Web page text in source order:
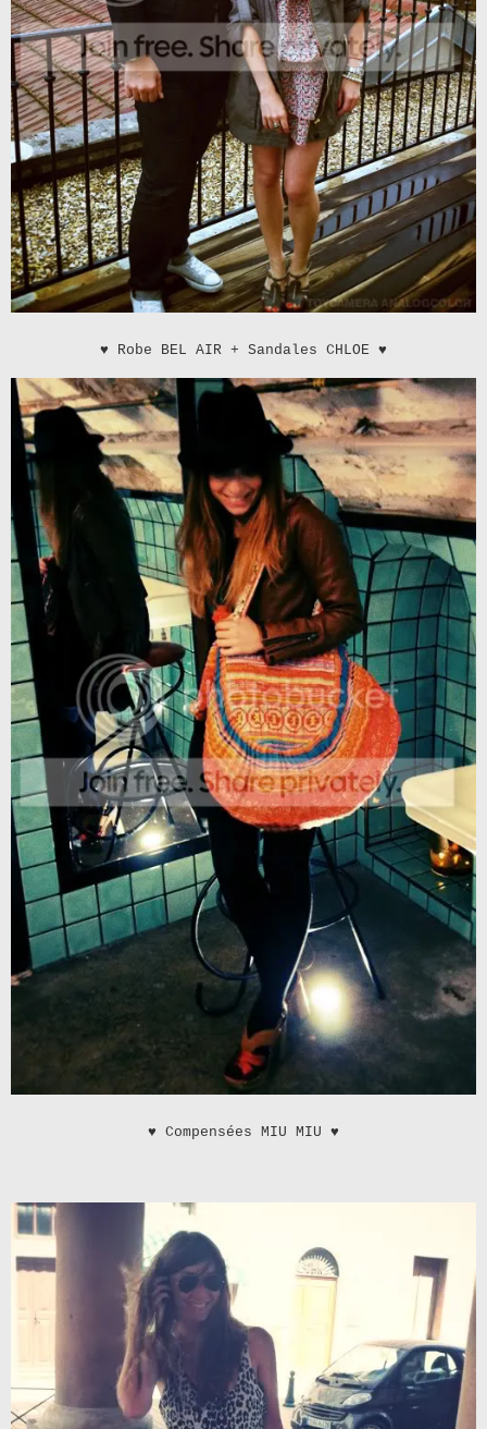
♥ Robe BEL AIR + Sandales CHLOE ♥
♥ Compensées MIU MIU ♥